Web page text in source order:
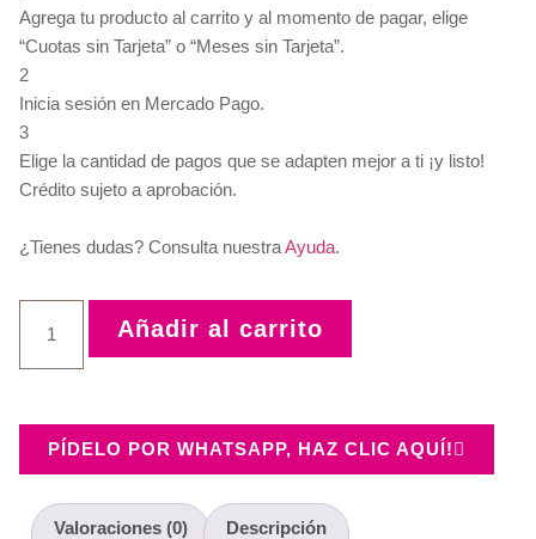
Agrega tu producto al carrito y al momento de pagar, elige
“Cuotas sin Tarjeta” o “Meses sin Tarjeta”.
2
Inicia sesión en Mercado Pago.
3
Elige la cantidad de pagos que se adapten mejor a ti ¡y listo!
Crédito sujeto a aprobación.
¿Tienes dudas? Consulta nuestraAyuda.
Añadir al carrito
PÍDELO POR WHATSAPP, HAZ CLIC AQUÍ!
Valoraciones (0) Descripción